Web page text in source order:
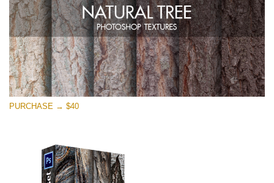
Large 6000*4000px
Entire Collection
(1783 Overlays)
Large 6000*4000px
मुफ्त डाउनलोड
PURCHASE → $40